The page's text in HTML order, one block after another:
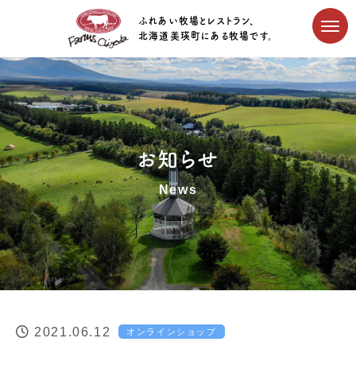
ふれあい牧場とレストラン、
北海道美瑛町にある牧場です。
お知らせ
News
2021.06.12 オンラインショップ